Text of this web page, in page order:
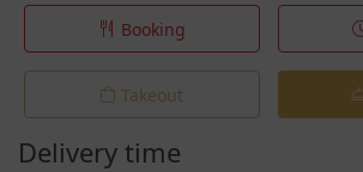
Booking
Takeout
Delivery time